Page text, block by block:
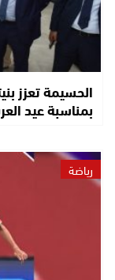
الحسيمة تعزز
بمناسبة عيد
رياضة